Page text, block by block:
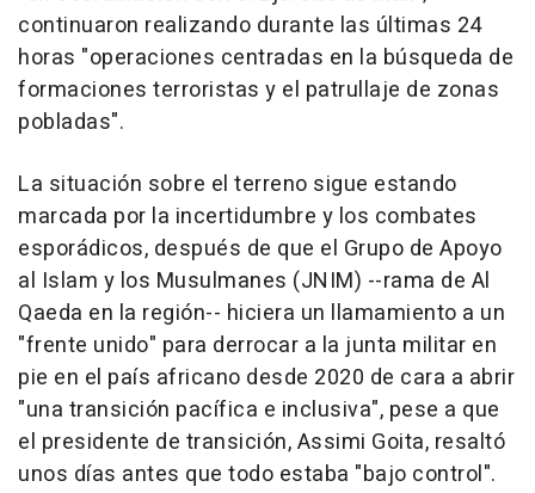
continuaron realizando durante las últimas 24
horas "operaciones centradas en la búsqueda de
formaciones terroristas y el patrullaje de zonas
pobladas".
La situación sobre el terreno sigue estando
marcada por la incertidumbre y los combates
esporádicos, después de que el Grupo de Apoyo
al Islam y los Musulmanes (JNIM) --rama de Al
Qaeda en la región-- hiciera un llamamiento a un
"frente unido" para derrocar a la junta militar en
pie en el país africano desde 2020 de cara a abrir
"una transición pacífica e inclusiva", pese a que
el presidente de transición, Assimi Goita, resaltó
unos días antes que todo estaba "bajo control".